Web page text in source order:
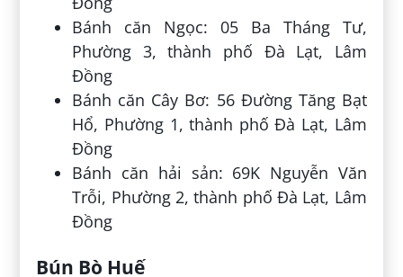
Bánh căn Ngọc: 05 Ba Tháng Tư,
Phường 3, thành phố Đà Lạt, Lâm
Đồng
Bánh căn Cây Bơ: 56 Đường Tăng Bạt
Hổ, Phường 1, thành phố Đà Lạt, Lâm
Đồng
Bánh căn hải sản: 69K Nguyễn Văn
Trỗi, Phường 2, thành phố Đà Lạt, Lâm
Đồng
Bún Bò Huế